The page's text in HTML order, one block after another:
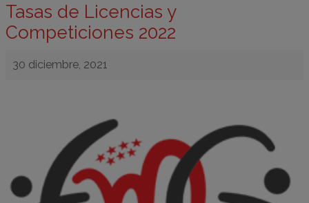
Tasas de Licencias y
Competiciones 2022
30 diciembre, 2021